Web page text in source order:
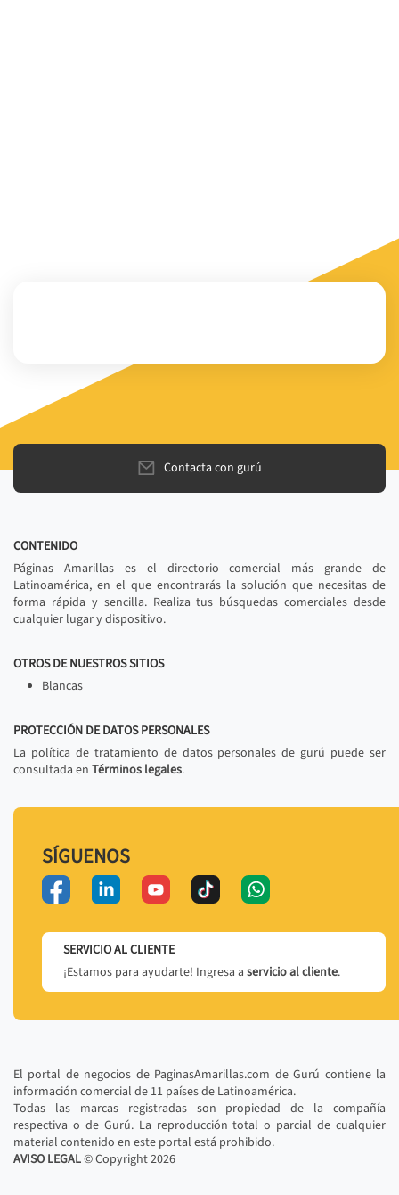
Contacta con gurú
CONTENIDO
Páginas Amarillas es el directorio comercial más grande de
Latinoamérica, en el que encontrarás la solución que necesitas de
forma rápida y sencilla. Realiza tus búsquedas comerciales desde
cualquier lugar y dispositivo.
OTROS DE NUESTROS SITIOS
Blancas
PROTECCIÓN DE DATOS PERSONALES
La política de tratamiento de datos personales de gurú puede ser
consultada en Términos legales.
SÍGUENOS
SERVICIO AL CLIENTE
¡Estamos para ayudarte! Ingresa a servicio al cliente.
El portal de negocios de PaginasAmarillas.com de Gurú contiene la
información comercial de 11 países de Latinoamérica.
Todas las marcas registradas son propiedad de la compañía
respectiva o de Gurú. La reproducción total o parcial de cualquier
material contenido en este portal está prohibido.
AVISO LEGAL© Copyright2026